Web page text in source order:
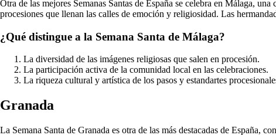
Otra de las mejores Semanas Santas de España se celebra en Málaga,
procesiones que llenan las calles de emoción y religiosidad. Las
¿Qué distingue a la Semana Santa de Málaga?
La diversidad de las imágenes religiosas que salen en procesión.
La participación activa de la comunidad local en las celebraciones.
La riqueza cultural y artística de los pasos y estandartes
Granada
La Semana Santa de Granada es otra de las más destacadas de España,